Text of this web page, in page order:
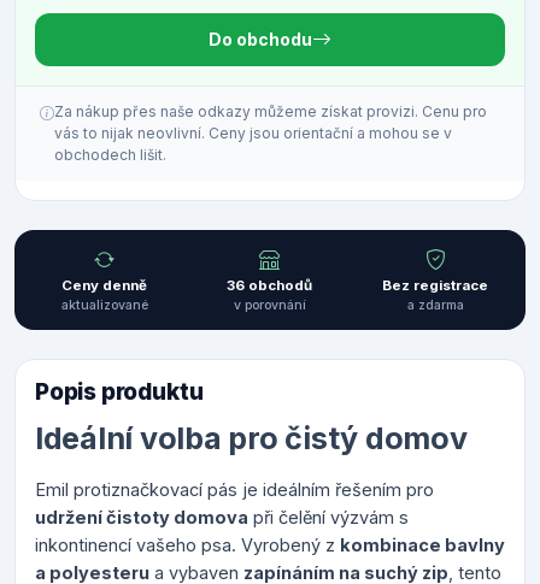
Do obchodu
Za nákup přes naše odkazy můžeme získat provizi. Cenu pro
vás to nijak neovlivní. Ceny jsou orientační a mohou se v
obchodech lišit.
Ceny denně
aktualizované
36 obchodů
v porovnání
Bez registrace
a zdarma
Popis produktu
Ideální volba pro čistý domov
Emil protiznačkovací pás je ideálním řešením pro
udržení čistoty domova při čelění výzvám s
inkontinencí vašeho psa. Vyrobený z kombinace bavlny
a polyesteru a vybaven zapínáním na suchý zip , tento